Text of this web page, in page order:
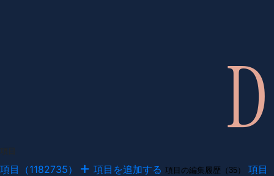
項目（1182735） 項目を追加する 項目の編集履歴（35）
項目